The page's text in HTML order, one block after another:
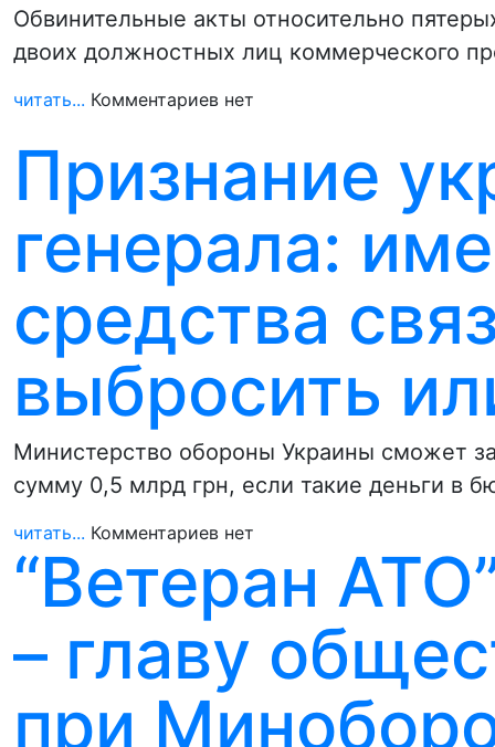
Обвинительные акты относительно
двоих должностных лиц коммерческого
читать... Комментариев нет
Признание
генерала:
средства
выбросить
Министерство обороны Украины сможет
сумму 0,5 млрд грн, если такие деньги в
читать... Комментариев нет
“Ветеран
– главу
при